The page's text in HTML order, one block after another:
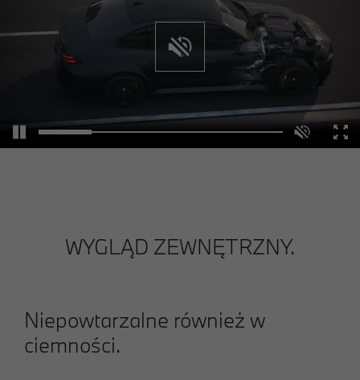
WYGLĄD ZEWNĘTRZNY.
Niepowtarzalne również w
ciemności.